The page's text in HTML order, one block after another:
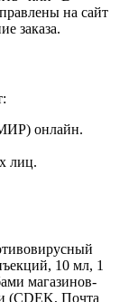
на сайт
заказа.
онлайн.
лиц.
10 мл, 1
магазинов-
(CDEK, Почта